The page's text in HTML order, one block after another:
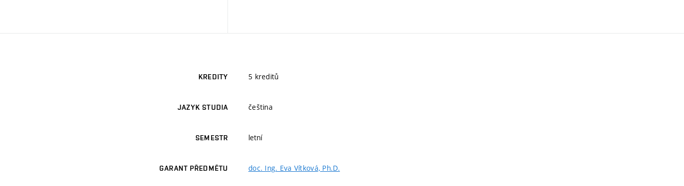
KREDITY 5 kreditů
JAZYK STUDIA čeština
SEMESTR letní
GARANT PŘEDMĚTU doc. Ing. Eva Vítková, Ph.D.